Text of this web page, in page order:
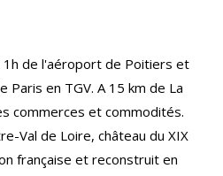
1 h de l'aéroport de Poitiers et
Paris en TGV. A 15 km de La
s commerces et commodités.
Val de Loire, château du XIX
française et reconstruit en